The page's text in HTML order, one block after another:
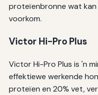
proteïenbronne wat kan
voorkom.
Victor Hi-Pro Plus
Victor Hi-Pro Plus is 'n
effektiewe werkende
proteïen en 20% vet,